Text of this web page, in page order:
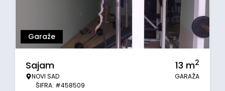
Garaže
Sajam
NOVI SAD
ŠIFRA: #458509
13 m2
GARAŽA